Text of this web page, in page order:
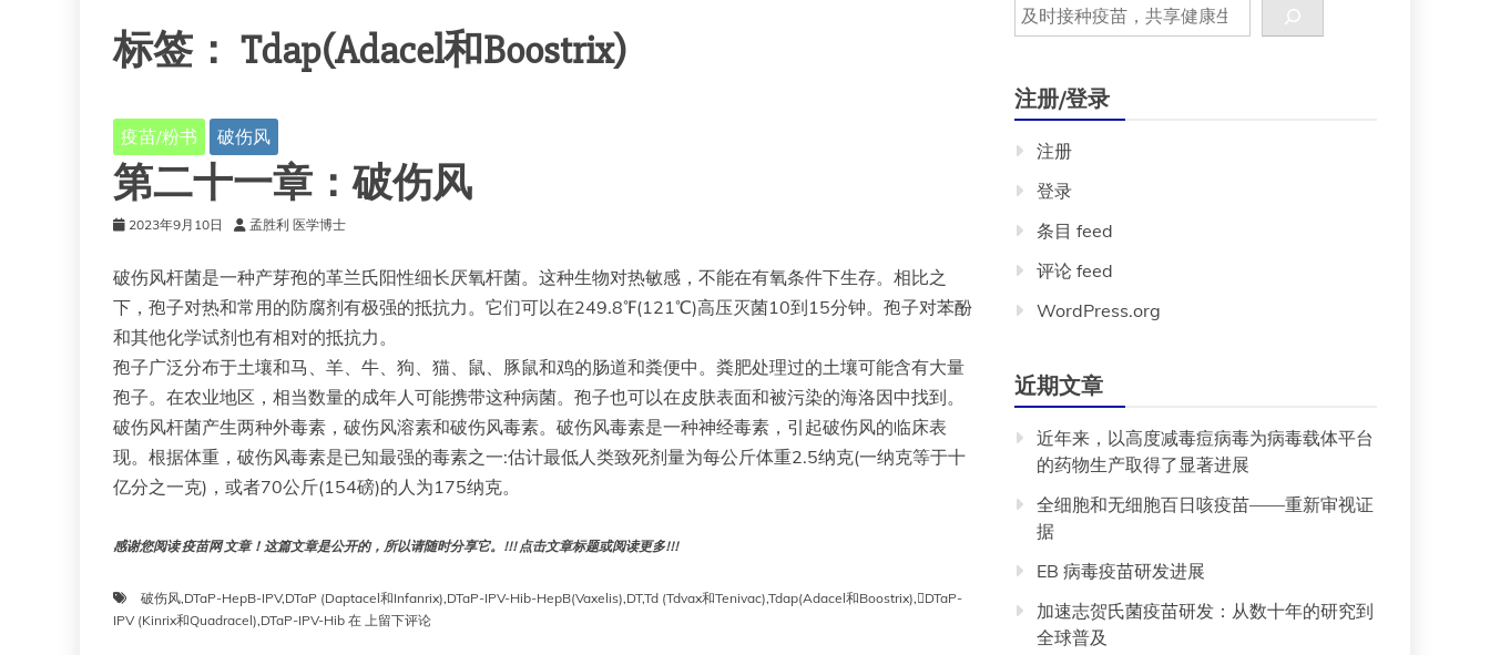
标签： Tdap(Adacel和Boostrix)
疫苗/粉书 破伤风
第二十一章：破伤风
2023年9月10日 孟胜利 医学博士
破伤风杆菌是一种产芽孢的革兰氏阳性细长厌氧杆菌。这种生物对热敏感，不能在有氧条件下生存。相比之
下，孢子对热和常用的防腐剂有极强的抵抗力。它们可以在249.8℉(121℃)高压灭菌10到15分钟。孢子对苯酚
和其他化学试剂也有相对的抵抗力。
孢子广泛分布于土壤和马、羊、牛、狗、猫、鼠、豚鼠和鸡的肠道和粪便中。粪肥处理过的土壤可能含有大量
孢子。在农业地区，相当数量的成年人可能携带这种病菌。孢子也可以在皮肤表面和被污染的海洛因中找到。
破伤风杆菌产生两种外毒素，破伤风溶素和破伤风毒素。破伤风毒素是一种神经毒素，引起破伤风的临床表
现。根据体重，破伤风毒素是已知最强的毒素之一:估计最低人类致死剂量为每公斤体重2.5纳克(一纳克等于十
亿分之一克)，或者70公斤(154磅)的人为175纳克。
感谢您阅读 疫苗网 文章！这篇文章是公开的，所以请随时分享它。!!! 点击文章标题或阅读更多!!!
破伤风,DTaP-HepB-IPV,DTaP (Daptacel和Infanrix),DTaP-IPV-Hib-HepB(Vaxelis),DT,Td (Tdvax和Tenivac),Tdap(Adacel和Boostrix),DTaP-
IPV (Kinrix和Quadracel),DTaP-IPV-Hib 在 第
上留下评论
注册/登录
注册
登录
条目 feed
评论 feed
WordPress.org
近期文章
近年来，以高度减毒痘病毒为病毒载体平台
的药物生产取得了显著进展
全细胞和无细胞百日咳疫苗——重新审视证
据
EB 病毒疫苗研发进展
加速志贺氏菌疫苗研发：从数十年的研究到
全球普及